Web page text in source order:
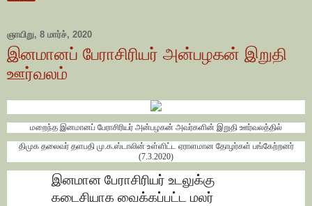
ஞாயிறு, 8 மார்ச், 2020
இனமானப் பேராசிரியர் அன்பழகன் இறுதி
ஊர்வலம்
மறைந்த இனமானப் பேராசிரியர் அன்பழகன் அவர்களின் இறுதி ஊர்வலத்தில்
திமுக தலைவர் தளபதி மு.க.ஸ்டாலின் உள்ளிட்ட ஏராளமான தோழர்கள் பங்கேற்றனர்
(7.3.2020)
இனமான பேராசிரியர் உடலுக்கு
கடைசியாக வைக்கப்பட்ட மலர்